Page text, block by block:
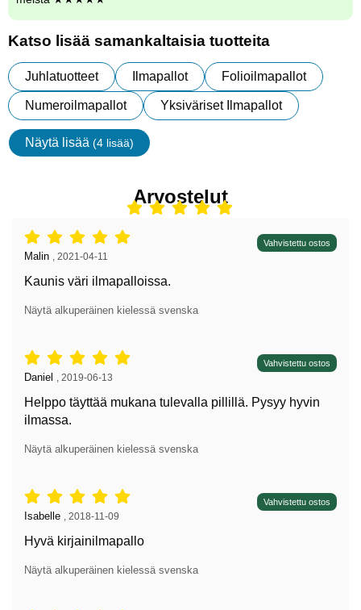
Katso lisää samankaltaisia tuotteita
Juhlatuotteet Ilmapallot Folioilmapallot
Numeroilmapallot Yksiväriset Ilmapallot
Näytä lisää (4 lisää)
ominaisuudet
Arvostelut
Arvostelu: 5 tähdet / 5, Vahvistettu ostos
Arvostelun kirjoittaja:
Malin 2021-04-11
Kaunis väri ilmapalloissa.
Näytä alkuperäinen kielessä svenska
Arvostelu: 5 tähdet / 5, Vahvistettu ostos
Arvostelun kirjoittaja:
Daniel 2019-06-13
Helppo täyttää mukana tulevalla pillillä. Pysyy hyvin
ilmassa.
Näytä alkuperäinen kielessä svenska
Arvostelu: 5 tähdet / 5, Vahvistettu ostos
Arvostelun kirjoittaja:
Isabelle 2018-11-09
Hyvä kirjainilmapallo
Näytä alkuperäinen kielessä svenska